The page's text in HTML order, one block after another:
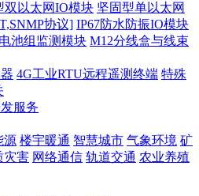
双以太网IO模块 坚固型单以太网
协议] IP67防水防振IO模块
池组监测模块 M12分线盒与线束
4G工业RTU远程遥测终端 特殊
服务
源 楼宇暖通 智慧城市 气象环境 矿
灾害 网络通信 轨道交通 农业养殖